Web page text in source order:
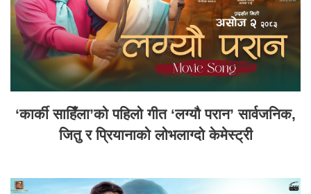
‘कार्की साहिँला’को पहिलो गीत ‘लग्यौ परान’ सार्वजनिक,
जितु र प्रियानाको लोभलाग्दो केमेस्ट्री